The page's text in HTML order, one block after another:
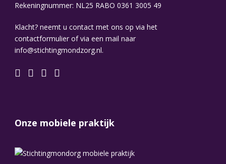
Rekeningnummer: NL25 RABO 0361 3005 49
Klacht? neemt u contact met ons op via het
contactformulier of via een mail naar
info@stichtingmondzorg.nl.
Onze mobiele praktijk